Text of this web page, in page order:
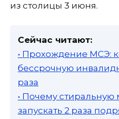
из столицы 3 июня.
Сейчас читают:
• Прохождение МСЭ:
бессрочную
раза
• Почему
запускать 2 раза